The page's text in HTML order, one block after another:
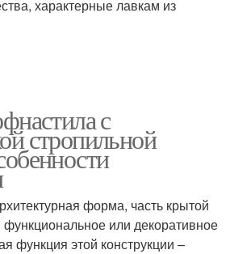
характерные лавкам из
с
стропильной
форма, часть крытой
или декоративное
функция этой конструкции –